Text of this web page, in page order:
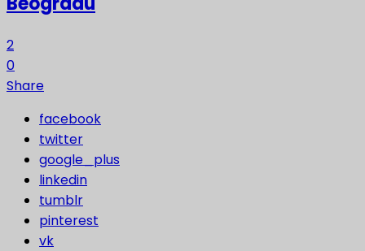
2
0
Share
facebook
twitter
google_plus
linkedin
tumblr
pinterest
vk